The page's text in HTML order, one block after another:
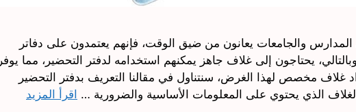
المدارس والجامعات يعانون من ضيق الوقت، فإنهم يعتمدون على دفاتر
يحتاجون إلى غلاف جاهز يمكنهم استخدامه لدفتر التحضير، مما يوفر
غلاف مخصص لهذا الغرض، سنتناول في مقالنا التعريف بدفتر التحضير
الغلاف الذي يحتوي على المعلومات الأساسية والضرورية … اقرأ المزيد